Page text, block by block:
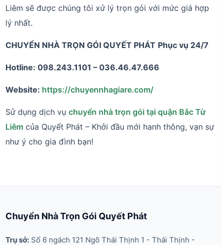
Liêm sẽ được chúng tôi xử lý trọn gói với mức giá hợp
lý nhất.
CHUYỂN NHÀ TRỌN GÓI QUYẾT PHÁT Phục vụ 24/7
Hotline: 098.243.1101 – 036.46.47.666
Website: https://chuyennhagiare.com/
Sử dụng dịch vụchuyển nhà trọn gói tại quận Bắc Từ
Liêm của Quyết Phát – Khởi đầu mới hanh thông, vạn sự
như ý cho gia đình bạn!
Chuyển Nhà Trọn Gói Quyết Phát
Trụ sở: Số 6 ngách 121 Ngõ Thái Thịnh 1 - Thái Thịnh -